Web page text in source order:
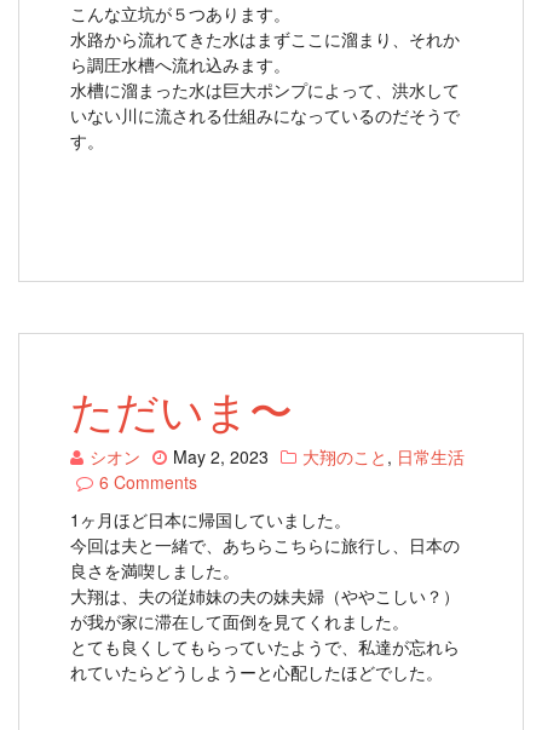
こんな立坑が５つあります。
水路から流れてきた水はまずここに溜まり、それか
ら調圧水槽へ流れ込みます。
水槽に溜まった水は巨大ポンプによって、洪水して
いない川に流される仕組みになっているのだそうで
す。
ただいま〜
シオン May 2, 2023 大翔のこと , 日常生活
6 Comments
1ヶ月ほど日本に帰国していました。
今回は夫と一緒で、あちらこちらに旅行し、日本の
良さを満喫しました。
大翔は、夫の従姉妹の夫の妹夫婦（ややこしい？）
が我が家に滞在して面倒を見てくれました。
とても良くしてもらっていたようで、私達が忘れら
れていたらどうしようーと心配したほどでした。